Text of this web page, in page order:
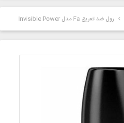
رول ضد تعریق Fa مدل Invisible Power